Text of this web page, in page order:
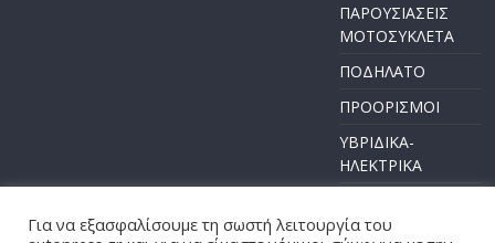
ΠΑΡΟΥΣΙΑΣΕΙΣ
ΜΟΤΟΣΥΚΛΕΤΑ
ΠΟΔΗΛΑΤΟ
ΠΡΟΟΡΙΣΜΟΙ
ΥΒΡΙΔΙΚΑ-
ΗΛΕΚΤΡΙΚΑ
Για να εξασφαλίσουμε τη σωστή λειτουργία του